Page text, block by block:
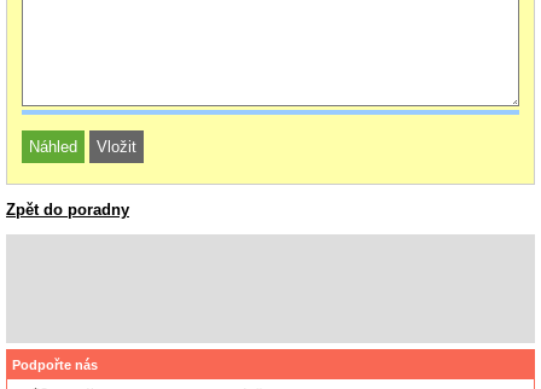
Zpět do poradny
Podpořte nás